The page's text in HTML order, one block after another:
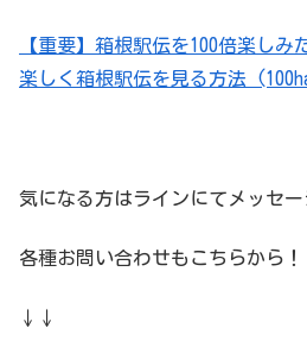
【重要】箱根駅伝を100倍楽し
楽しく箱根駅伝を見る方法
気になる方はラインにてメッセー
各種お問い合わせもこちらから！
↓↓